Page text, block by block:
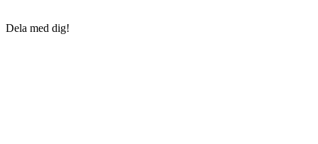
Dela med dig!